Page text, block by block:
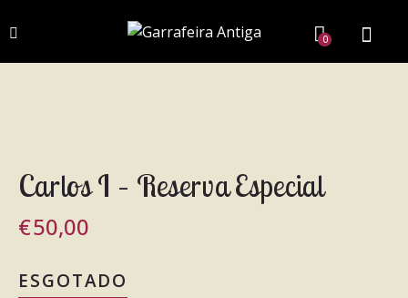
0
Carlos I – Reserva Especial
€50,00
ESGOTADO